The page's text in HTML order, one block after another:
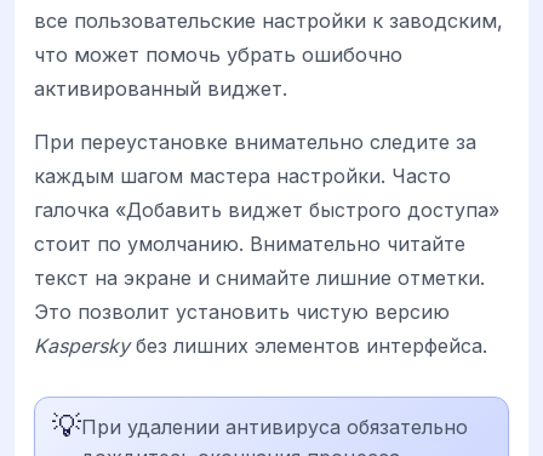
все пользовательские настройки к заводским,
что может помочь убрать ошибочно
активированный виджет.
При переустановке внимательно следите за
каждым шагом мастера настройки. Часто
галочка «Добавить виджет быстрого доступа»
стоит по умолчанию. Внимательно читайте
текст на экране и снимайте лишние отметки.
Это позволит установить чистую версию
Kasperskyбез лишних элементов интерфейса.
💡При удалении антивируса обязательно